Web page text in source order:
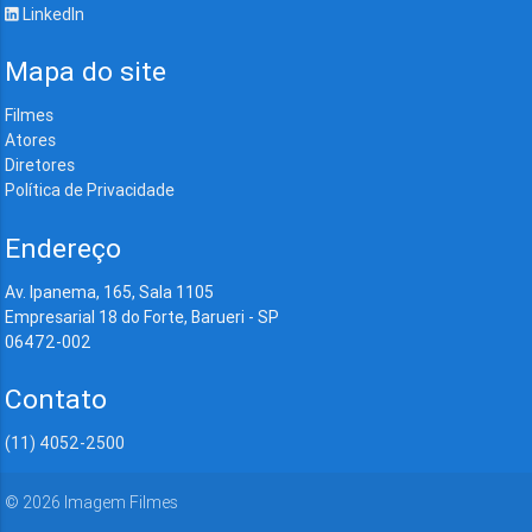
LinkedIn
Mapa do site
Filmes
Atores
Diretores
Política de Privacidade
Endereço
Av. Ipanema, 165, Sala 1105
Empresarial 18 do Forte, Barueri - SP
06472-002
Contato
(11) 4052-2500
© 2026 Imagem Filmes